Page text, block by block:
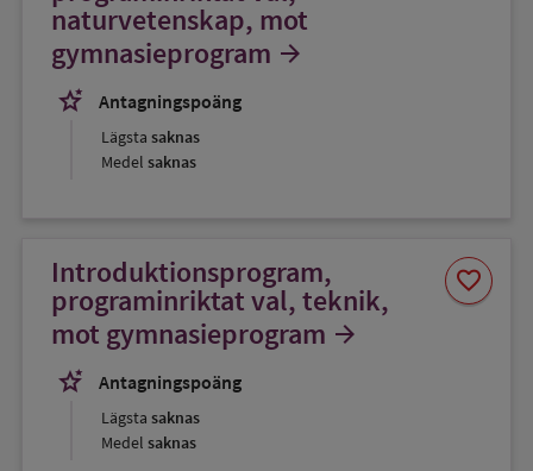
naturvetenskap, mot
gymnasieprogram arrow_forward
stars_2
Antagningspoäng
Lägsta saknas
Medel saknas
Introduktionsprogram,
programinriktat val, teknik,
mot gymnasieprogram arrow_forward
stars_2
Antagningspoäng
Lägsta saknas
Medel saknas
favorite
Spara
som